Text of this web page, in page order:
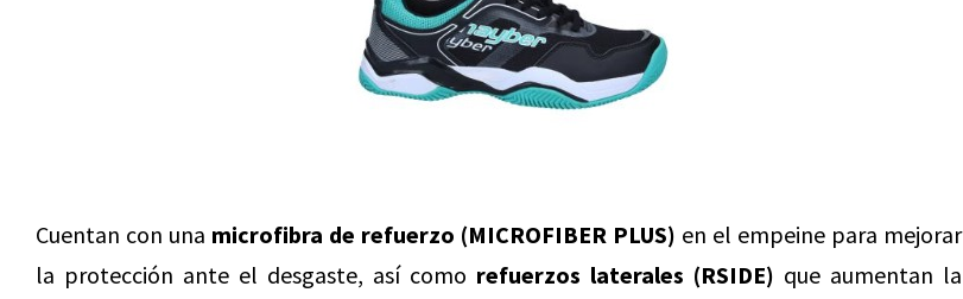
Cuentan con una microfibra de refuerzo (MICROFIBER PLUS) en el empeine para mejorar
la protección ante el desgaste, así como refuerzos laterales (RSIDE) que aumentan la